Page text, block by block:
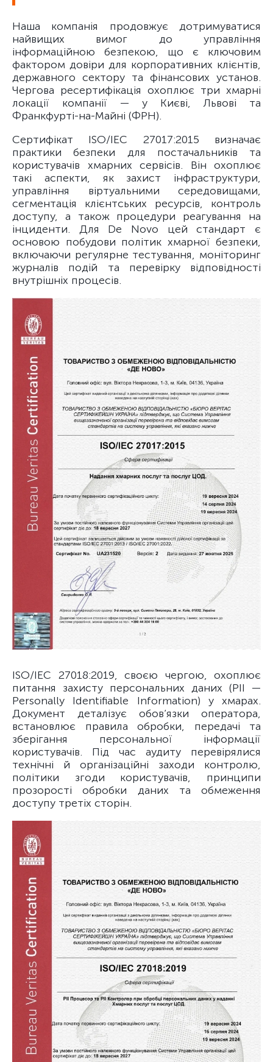
Наша компанія продовжує дотримуватися
найвищих вимог до управління
інформаційною безпекою, що є ключовим
фактором довіри для корпоративних клієнтів,
державного сектору та фінансових установ.
Чергова ресертифікація охоплює три хмарні
локації компанії — у Києві, Львові та
Франкфурті-на-Майні (ФРН).
Сертифікат ISO/IEC 27017:2015 визначає
практики безпеки для постачальників та
користувачів хмарних сервісів. Він охоплює
такі аспекти, як захист інфраструктури,
управління віртуальними середовищами,
сегментація клієнтських ресурсів, контроль
доступу, а також процедури реагування на
інциденти. Для De Novo цей стандарт є
основою побудови політик хмарної безпеки,
включаючи регулярне тестування, моніторинг
журналів подій та перевірку відповідності
внутрішніх процесів.
ISO/IEC 27018:2019, своєю чергою, охоплює
питання захисту персональних даних (PII —
Personally Identifiable Information) у хмарах.
Документ деталізує обов’язки оператора,
встановлює правила обробки, передачі та
зберігання персональної інформації
користувачів. Під час аудиту перевірялися
технічні й організаційні заходи контролю,
політики згоди користувачів, принципи
прозорості обробки даних та обмеження
доступу третіх сторін.